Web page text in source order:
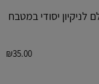
לניקיון יסודי במטבח
₪35.00